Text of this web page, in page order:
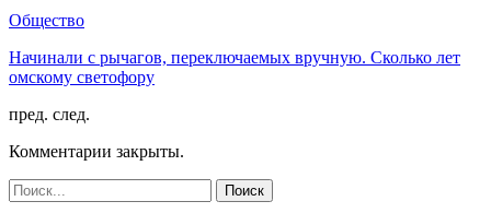
Общество
Начинали с рычагов, переключаемых вручную. Сколько лет
омскому светофору
пред. след.
Комментарии закрыты.